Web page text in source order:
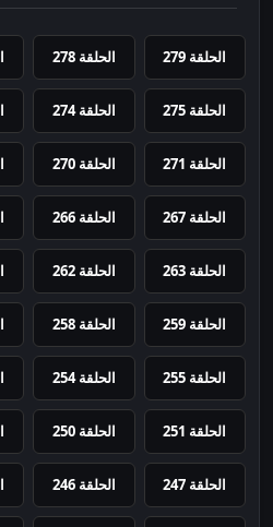
الحلقة 279 الحلقة 278
الحلقة 275 الحلقة 274
الحلقة 271 الحلقة 270
الحلقة 267 الحلقة 266
الحلقة 263 الحلقة 262
الحلقة 259 الحلقة 258
الحلقة 255 الحلقة 254
الحلقة 251 الحلقة 250
الحلقة 247 الحلقة 246